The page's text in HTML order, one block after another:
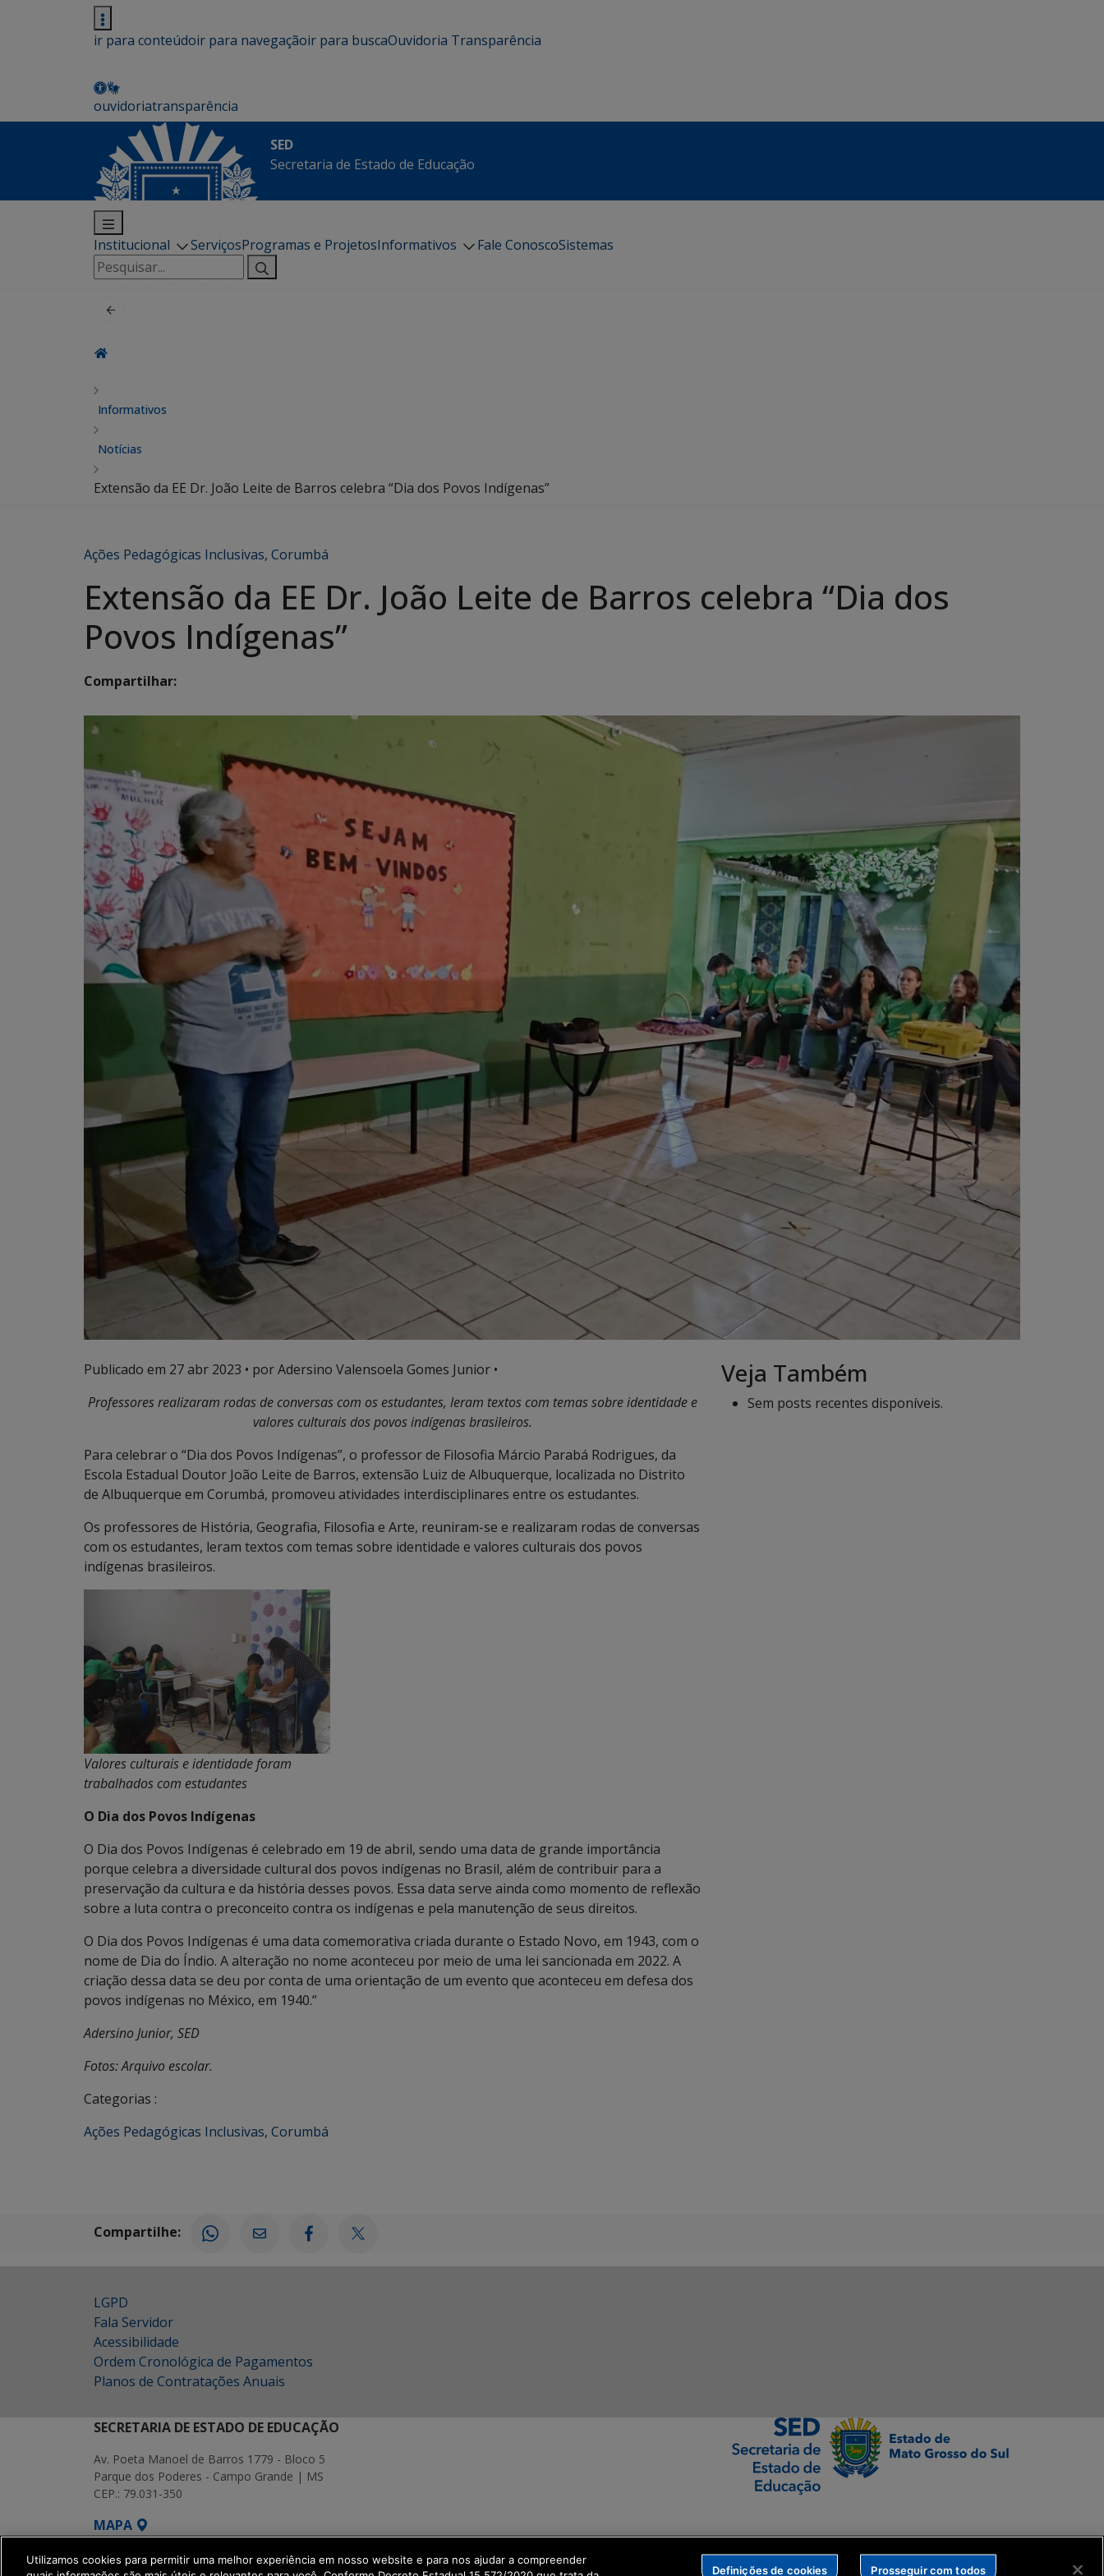
ir para conteúdoir para navegaçãoir para buscaOuvidoria Transparência
ouvidoriatransparência
SED
Secretaria de Estado de Educação
Institucional ServiçosProgramas e ProjetosInformativos Fale ConoscoSistemas
Pesquisar
por:
Informativos
Notícias
Extensão da EE Dr. João Leite de Barros celebra “Dia dos Povos Indígenas”
Ações Pedagógicas Inclusivas, Corumbá
Extensão da EE Dr. João Leite de Barros celebra “Dia dos
Povos Indígenas”
Compartilhar:
Publicado em 27 abr 2023 • por Adersino Valensoela Gomes Junior •
Professores realizaram rodas de conversas com os estudantes, leram textos com temas sobre identidade e
valores culturais dos povos indígenas brasileiros.
Para celebrar o “Dia dos Povos Indígenas”, o professor de Filosofia Márcio Parabá Rodrigues, da
Escola Estadual Doutor João Leite de Barros, extensão Luiz de Albuquerque, localizada no Distrito
de Albuquerque em Corumbá, promoveu atividades interdisciplinares entre os estudantes.
Os professores de História, Geografia, Filosofia e Arte, reuniram-se e realizaram rodas de conversas
com os estudantes, leram textos com temas sobre identidade e valores culturais dos povos
indígenas brasileiros.
Valores culturais e identidade foram
trabalhados com estudantes
O Dia dos Povos Indígenas
O Dia dos Povos Indígenas é celebrado em 19 de abril, sendo uma data de grande importância
porque celebra a diversidade cultural dos povos indígenas no Brasil, além de contribuir para a
preservação da cultura e da história desses povos. Essa data serve ainda como momento de reflexão
sobre a luta contra o preconceito contra os indígenas e pela manutenção de seus direitos.
O Dia dos Povos Indígenas é uma data comemorativa criada durante o Estado Novo, em 1943, com o
nome de Dia do Índio. A alteração no nome aconteceu por meio de uma lei sancionada em 2022. A
criação dessa data se deu por conta de uma orientação de um evento que aconteceu em defesa dos
povos indígenas no México, em 1940.”
Adersino Junior, SED
Fotos: Arquivo escolar.
Categorias :
Ações Pedagógicas Inclusivas, Corumbá
Veja Também
Sem posts recentes disponíveis.
Compartilhe:
LGPD
Fala Servidor
Acessibilidade
Ordem Cronológica de Pagamentos
Planos de Contratações Anuais
SECRETARIA DE ESTADO DE EDUCAÇÃO
Av. Poeta Manoel de Barros 1779 - Bloco 5
Parque dos Poderes - Campo Grande | MS
CEP.: 79.031-350
MAPA
SETDIG | Secretaria-Executiva de Transformação Digital
Utilizamos cookies para permitir uma melhor experiência em nosso website e para nos ajudar a compreender
Definições de cookies Prosseguir com todos